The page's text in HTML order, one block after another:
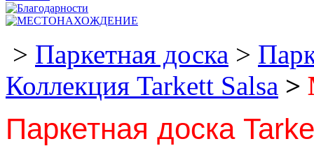
> Паркетная доска >
Коллекция Tarkett Salsa >
Паркетная доска